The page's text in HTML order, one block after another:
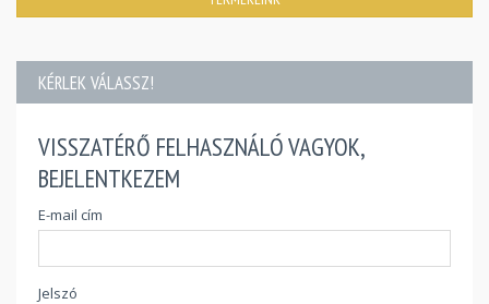
KÉRLEK VÁLASSZ!
VISSZATÉRŐ FELHASZNÁLÓ VAGYOK,
BEJELENTKEZEM
E-mail cím
Jelszó